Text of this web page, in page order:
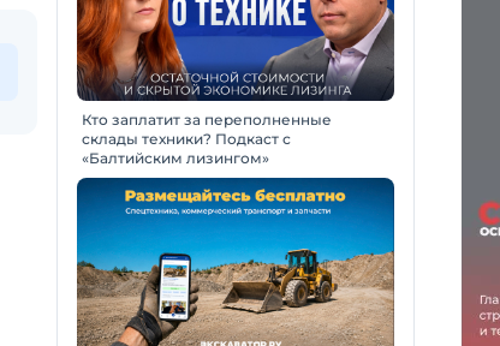
Кто заплатит за переполненные
склады техники? Подкаст с
«Балтийским лизингом»